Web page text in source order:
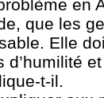
en
que les
Elle
t-il.